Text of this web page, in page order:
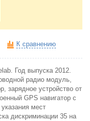
К сравнению
Год выпуска 2012.
радио модуль,
зарядное устройство от
GPS навигатор с
мест
дискриминации 35 на